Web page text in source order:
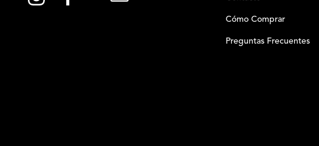
Cómo Comprar
Preguntas Frecuentes